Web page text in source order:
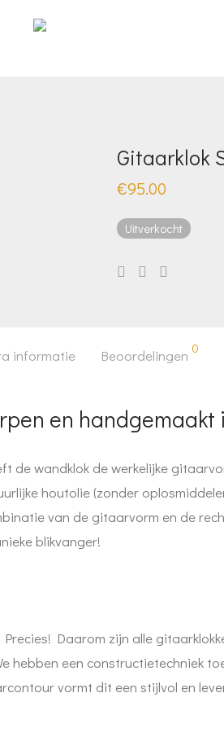
Gitaarklok
€95.00
Uitverkocht
informatie Beoordelingen 0
en
de wandklok de werkelijke
houtolie (zonder
van de gitaarvorm en de
blikvanger!
Daarom zijn alle
hebben een constructietechniek
vormt dit een stijlvol en